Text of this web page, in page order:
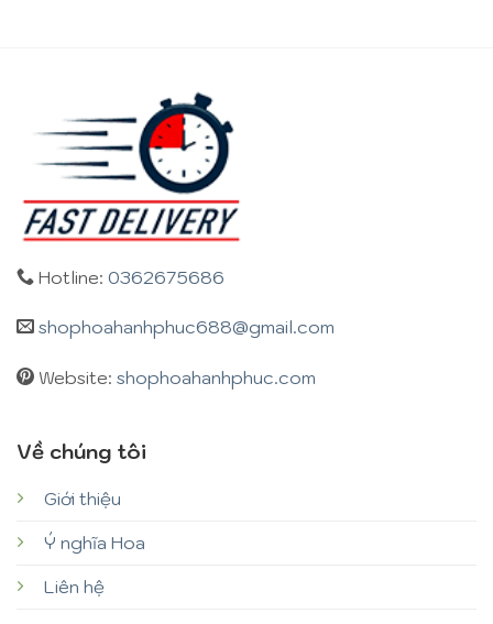
Hotline: 0362675686
shophoahanhphuc688@gmail.com
Website: shophoahanhphuc.com
Về chúng tôi
Giới thiệu
Ý nghĩa Hoa
Liên hệ